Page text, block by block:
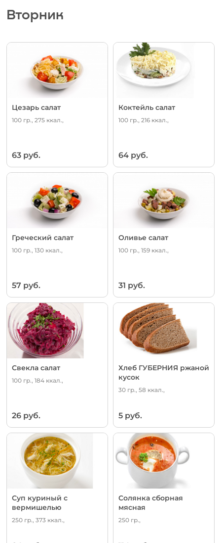
Вторник
Цезарь салат
100 гр., 275 ккал.,
63 руб.
Коктейль салат
100 гр., 216 ккал.,
64 руб.
Греческий салат
100 гр., 130 ккал.,
57 руб.
Оливье салат
100 гр., 159 ккал.,
31 руб.
Свекла салат
100 гр., 184 ккал.,
26 руб.
Хлеб ГУБЕРНИЯ ржаной
кусок
30 гр., 58 ккал.,
5 руб.
Суп куриный с
вермишелью
250 гр., 373 ккал.,
Солянка сборная
мясная
250 гр.,